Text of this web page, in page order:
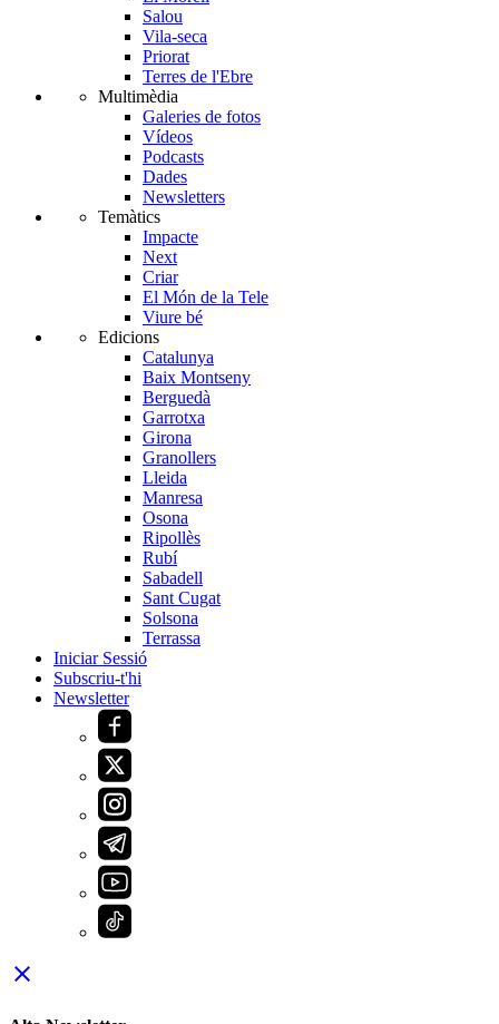
Salou
Vila-seca
Priorat
Terres de l'Ebre
Multimèdia
Galeries de fotos
Vídeos
Podcasts
Dades
Newsletters
Temàtics
Impacte
Next
Criar
El Món de la Tele
Viure bé
Edicions
Catalunya
Baix Montseny
Berguedà
Garrotxa
Girona
Granollers
Lleida
Manresa
Osona
Ripollès
Rubí
Sabadell
Sant Cugat
Solsona
Terrassa
Iniciar Sessió
Subscriu-t'hi
Newsletter
close